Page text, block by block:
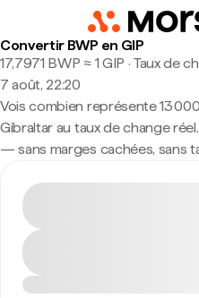
Convertir BWP en GIP
17,7971 BWP ≈ 1 GIP · Taux de
7 août, 22:20
Vois combien représente 13
Gibraltar au taux de change
— sans marges cachées, sans